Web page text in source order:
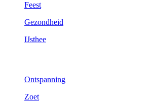
Feest
Gezondheid
IJsthee
Ontspanning
Zoet